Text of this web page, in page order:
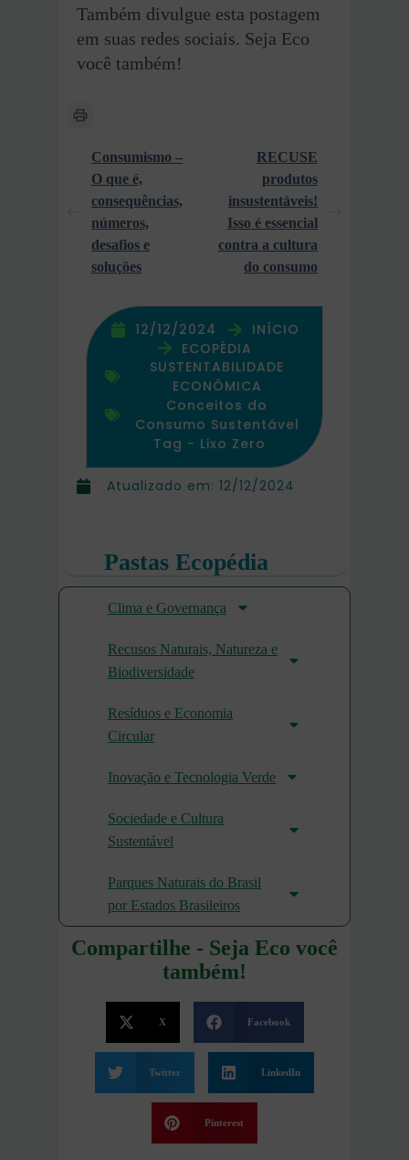
Atualizado em: 12/12/2024
Também divulgue esta postagem
em suas redes sociais. Seja Eco
você também!
Consumismo –
O que é,
consequências,
números,
desafios e
soluções
RECUSE
produtos
insustentáveis!
Isso é essencial
contra a cultura
do consumo
12/12/2024
INÍCIO
ECOPÉDIA
SUSTENTABILIDADE
ECONÔMICA
Conceitos do
Consumo Sustentável
Tag - Lixo Zero
Pastas Ecopédia
Clima e Governança
Recusos Naturais, Natureza e
Biodiversidade
Resíduos e Economia
Circular
Inovação e Tecnologia Verde
Sociedade e Cultura
Sustentável
Parques Naturais do Brasil
por Estados Brasileiros
Compartilhe - Seja Eco você
também!
X Facebook
Twitter LinkedIn
Pinterest